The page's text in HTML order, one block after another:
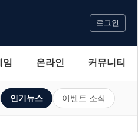
로그인
임 온라인 커뮤니티
인기뉴스 이벤트 소식